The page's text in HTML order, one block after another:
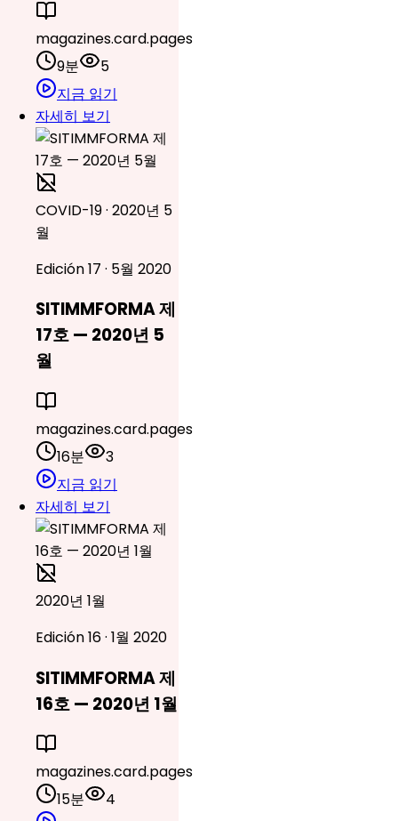
magazines.card.pages
9분
5
지금 읽기
자세히 보기
COVID-19 · 2020년 5
월
Edición 17 · 5월 2020
SITIMMFORMA 제
17호 — 2020년 5
월
magazines.card.pages
16분
3
지금 읽기
자세히 보기
2020년 1월
Edición 16 · 1월 2020
SITIMMFORMA 제
16호 — 2020년 1월
magazines.card.pages
15분
4